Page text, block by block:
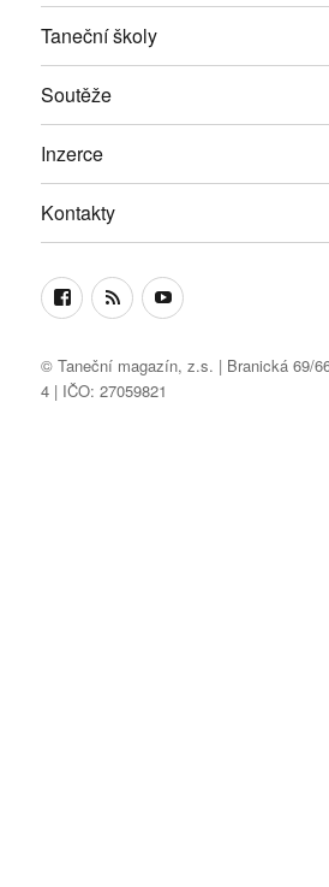
Taneční školy
Soutěže
Inzerce
Kontakty
Facebook
RSS Youtube
© Taneční magazín, z.s. | Branická 69/
4 | IČO: 27059821